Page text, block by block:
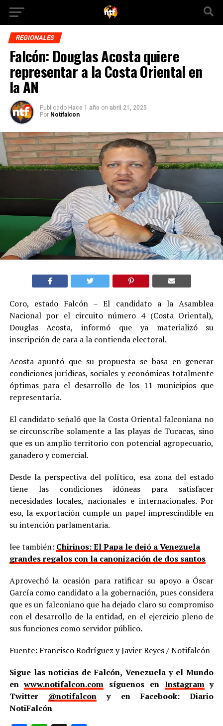
REGIONALES
Falcón: Douglas Acosta quiere
representar a la Costa Oriental en
la AN
Publicado Hace 1 año on abril 21, 2025
Por Notifalcon
Coro, estado Falcón – El candidato a la Asamblea
Nacional por el circuito número 4 (Costa Oriental),
Douglas Acosta, informó que ya materializó su
inscripción de cara a la contienda electoral.
Acosta apuntó que su propuesta se basa en generar
condiciones jurídicas, sociales y económicas totalmente
óptimas para el desarrollo de los 11 municipios que
representaría.
El candidato señaló que la Costa Oriental falconiana no
se circunscribe solamente a las playas de Tucacas, sino
que es un amplio territorio con potencial agropecuario,
ganadero y comercial.
Desde la perspectiva del político, esa zona del estado
tiene las condiciones idóneas para satisfacer
necesidades locales, nacionales e internacionales. Por
eso, la exportación cumple un papel imprescindible en
su intención parlamentaria.
lee también: Chirinos: El Papa le dejó a Venezuela
grandes regalos con la canonización de dos santos
Aprovechó la ocasión para ratificar su apoyo a Óscar
García como candidato a la gobernación, pues considera
que es un falconiano que ha dejado claro su compromiso
con el desarrollo de la entidad, en el ejercicio pleno de
sus funciones como servidor público.
Fuente: Francisco Rodríguez y Javier Reyes / Notifalcón
Sigue las noticias de Falcón, Venezuela y el Mundo
enwww.notifalcon.com síguenos en Instagramy
Twitter @notifalcon y en Facebook: Diario
NotiFalcón